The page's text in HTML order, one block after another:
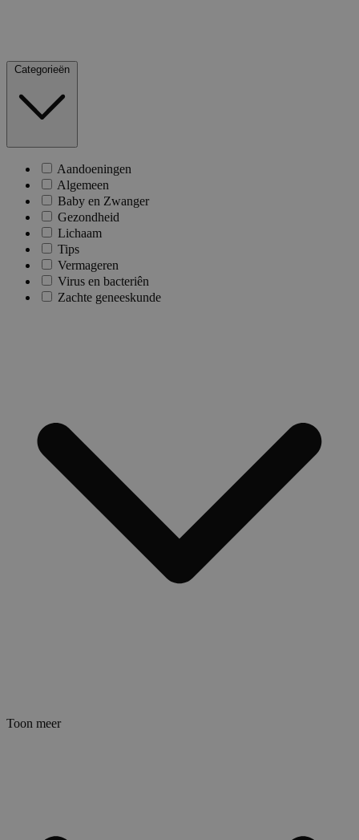
Categorieën
Aandoeningen
Algemeen
Baby en Zwanger
Gezondheid
Lichaam
Tips
Vermageren
Virus en bacteriên
Zachte geneeskunde
Toon meer